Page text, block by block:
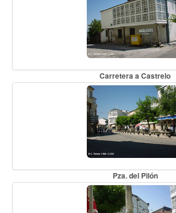
Carretera a Castrelo
Pza. del Pilón